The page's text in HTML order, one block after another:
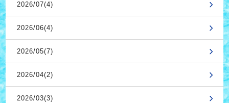
2026/07(4)
2026/06(4)
2026/05(7)
2026/04(2)
2026/03(3)